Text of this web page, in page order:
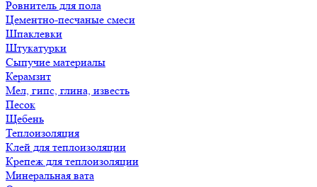
Ровнитель для пола
Цементно-песчаные смеси
Шпаклевки
Штукатурки
Сыпучие материалы
Керамзит
Мел, гипс, глина, известь
Песок
Щебень
Теплоизоляция
Клей для теплоизоляции
Крепеж для теплоизоляции
Минеральная вата